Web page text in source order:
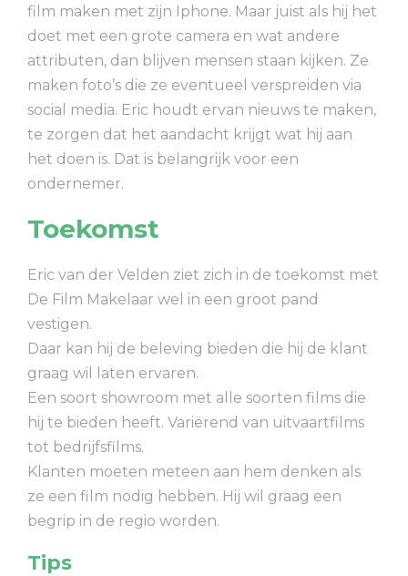
film maken met zijn Iphone. Maar juist als hij het
doet met een grote camera en wat andere
attributen, dan blijven mensen staan kijken. Ze
maken foto’s die ze eventueel verspreiden via
social media. Eric houdt ervan nieuws te maken,
te zorgen dat het aandacht krijgt wat hij aan
het doen is. Dat is belangrijk voor een
ondernemer.
Toekomst
Eric van der Velden ziet zich in de toekomst met
De Film Makelaar wel in een groot pand
vestigen.
Daar kan hij de beleving bieden die hij de klant
graag wil laten ervaren.
Een soort showroom met alle soorten films die
hij te bieden heeft. Variërend van uitvaartfilms
tot bedrijfsfilms.
Klanten moeten meteen aan hem denken als
ze een film nodig hebben. Hij wil graag een
begrip in de regio worden.
Tips